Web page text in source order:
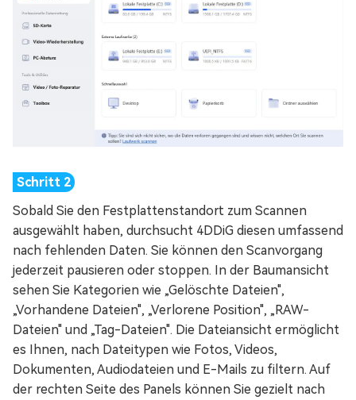
Sobald Sie den Festplattenstandort zum Scannen
ausgewählt haben, durchsucht 4DDiG diesen umfassend
nach fehlenden Daten. Sie können den Scanvorgang
jederzeit pausieren oder stoppen. In der Baumansicht
sehen Sie Kategorien wie „Gelöschte Dateien",
„Vorhandene Dateien", „Verlorene Position", „RAW-
Dateien" und „Tag-Dateien". Die Dateiansicht ermöglicht
es Ihnen, nach Dateitypen wie Fotos, Videos,
Dokumenten, Audiodateien und E-Mails zu filtern. Auf
der rechten Seite des Panels können Sie gezielt nach